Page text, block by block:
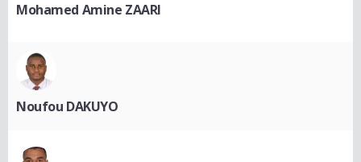
Mohamed Amine ZAARI
Noufou DAKUYO